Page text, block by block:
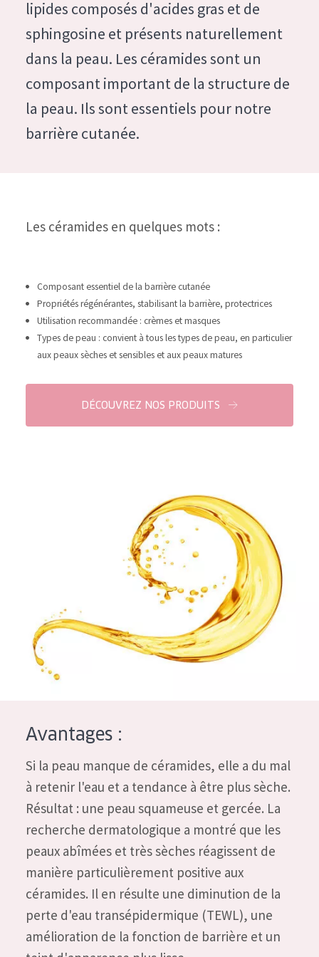
Hydratation et éclat
Réduction des rides
Régénération de la peau
Raffermissement de la peau
Peau ménopausée
Démaquillants
COLLECTION
Essentials
Lift+
Peau mixte ou grasse
ÂGE :
Tous âges
Âge : 35 à 55 ans
German
Spanish
Greek
lipides composés d'acides gras et de
sphingosine et présents naturellement
dans la peau. Les céramides sont un
composant important de la structure de
la peau. Ils sont essentiels pour notre
barrière cutanée.
Les céramides en quelques mots :
Composant essentiel de la barrière cutanée
Propriétés régénérantes, stabilisant la barrière, protectrices
Utilisation recommandée : crèmes et masques
Types de peau : convient à tous les types de peau, en particulier
aux peaux sèches et sensibles et aux peaux matures
DÉCOUVREZ NOS PRODUITS
Avantages :
Si la peau manque de céramides, elle a du mal
à retenir l'eau et a tendance à être plus sèche.
Résultat : une peau squameuse et gercée. La
recherche dermatologique a montré que les
peaux abîmées et très sèches réagissent de
manière particulièrement positive aux
céramides. Il en résulte une diminution de la
perte d'eau transépidermique (TEWL), une
amélioration de la fonction de barrière et un